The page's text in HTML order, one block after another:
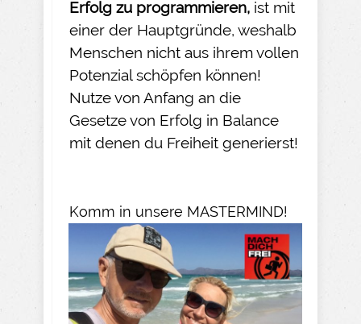
Erfolg zu programmieren, ist mit
einer der Hauptgründe, weshalb
Menschen nicht aus ihrem vollen
Potenzial schöpfen können!
Nutze von Anfang an die
Gesetze von Erfolg in Balance
mit denen du Freiheit generierst!
Komm in unsere MASTERMIND!